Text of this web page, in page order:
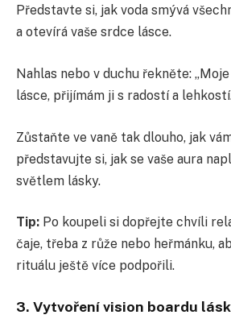
Představte si, jak voda smývá
a otevírá vaše srdce lásce.
Nahlas nebo v duchu řekněte:
lásce, přijímám ji s radostí a
Zůstaňte ve vaně tak dlouho, jak
představujte si, jak se vaše aura
světlem lásky.
Tip: Po koupeli si dopřejte chvíli
čaje, třeba z růže nebo heřmánku,
rituálu ještě více podpořili.
3. Vytvoření vision boardu